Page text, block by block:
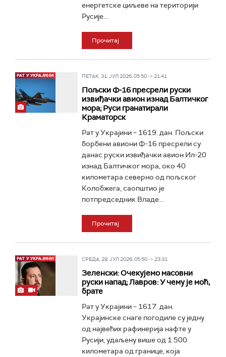
енергетске циљеве на територији
Русије...
Прочитај
ПЕТАК, 31. ЈУЛ 2026, 05:50 -> 21:41
Пољски Ф-16 пресрели руски
извиђачки авион изнад Балтичког
мора; Руси гранатирали
Краматорск
Рат у Украјини – 1619. дан. Пољски
борбени авиони Ф-16 пресрели су
данас руски извиђачки авион Ил-20
изнад Балтичког мора, око 40
километара северно од пољског
Колобжега, саопштио је
потпредседник Владе...
Прочитај
СРЕДА, 29. ЈУЛ 2026, 05:50 -> 23:31
Зеленски: Очекујемо масовни
руски напад; Лавров: У чему је моћ,
брате
Рат у Украјини – 1617. дан.
Украјинске снаге погодиле су једну
од највећих рафинерија нафте у
Русији, удаљену више од 1.500
километара од границе, која